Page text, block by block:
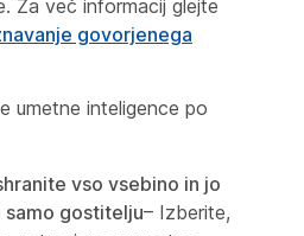
Za več informacij glejte
govorjenega
umetne inteligence po
vso vsebino in jo
samo gostitelju– Izberite,